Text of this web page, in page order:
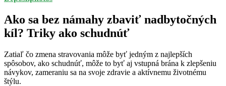
Ako sa bez námahy zbaviť nadbytočných
kíl? Triky ako schudnúť
Zatiaľ čo zmena stravovania môže byť jedným z najlepších
spôsobov, ako schudnúť, môže to byť aj vstupná brána k zlepšeniu
návykov, zameraniu sa na svoje zdravie a aktívnemu životnému
štýlu.